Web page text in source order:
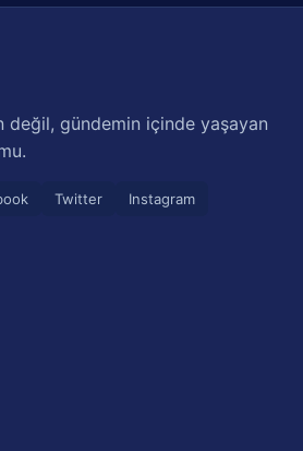
değil, gündemin içinde yaşayan
Twitter
Instagram